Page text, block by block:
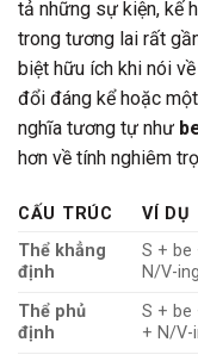
tả những sự kiện, kế
trong tương lai rất
biệt hữu ích khi nói
đổi đáng kể hoặc
nghĩa tương tự như
hơn về tính nghiêm
CẤU TRÚC
VÍ DỤ
Thể khẳng
định
S +
N/V-ing
Thể phủ
định
S +
+ N/V-